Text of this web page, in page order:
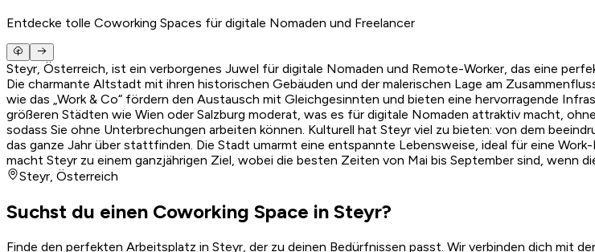
Entdecke tolle Coworking Spaces für digitale Nomaden und Freelancer
Steyr, Österreich, ist ein verborgenes Juwel für digitale Nomaden und Remote-Worker, das eine
Die charmante Altstadt mit ihren historischen Gebäuden und der malerischen Lage am
wie das „Work & Co“ fördern den Austausch mit Gleichgesinnten und bieten eine hervorragende
größeren Städten wie Wien oder Salzburg moderat, was es für digitale Nomaden attraktiv macht,
sodass Sie ohne Unterbrechungen arbeiten können. Kulturell hat Steyr viel zu bieten: von dem
das ganze Jahr über stattfinden. Die Stadt umarmt eine entspannte Lebensweise, ideal für eine
macht Steyr zu einem ganzjährigen Ziel, wobei die besten Zeiten von Mai bis September sind, wenn
Steyr, Österreich
Suchst du einen Coworking Space in Steyr?
Finde den perfekten Arbeitsplatz in Steyr, der zu deinen Bedürfnissen passt. Wir verbinden dich mit